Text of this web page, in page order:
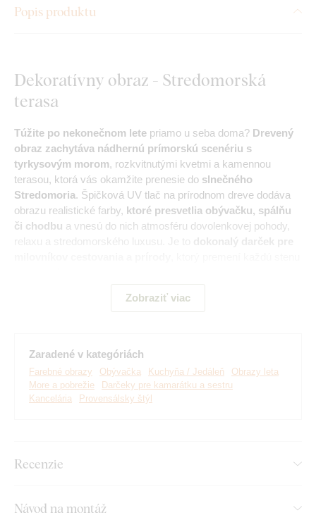
Popis produktu
Dekoratívny obraz - Stredomorská
terasa
Túžite po nekonečnom lete priamo u seba doma? Drevený
obraz zachytáva nádhernú prímorskú scenériu s
tyrkysovým morom, rozkvitnutými kvetmi a kamennou
terasou, ktorá vás okamžite prenesie do slnečného
Stredomoria. Špičková UV tlač na prírodnom dreve dodáva
obrazu realistické farby, ktoré presvetlia obývačku, spálňu
či chodbu a vnesú do nich atmosféru dovolenkovej pohody,
relaxu a stredomorského luxusu. Je to
dokonalý darček pre
technológieanajkvalitnejšie farby na trhu
. Motív vytlačíme
Zobraziť viac
Zaradené v kategóriách
Farebné obrazy Obývačka Kuchyňa / Jedáleň
Obrazy leta
More a pobrežie
Darčeky pre kamarátku a sestru
Kancelária
Provensálsky štýl
Recenzie
Návod na montáž